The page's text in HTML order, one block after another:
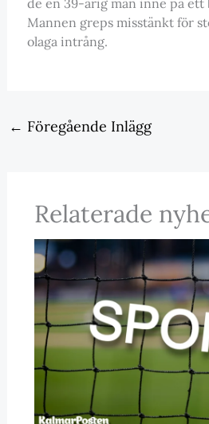
Mannen greps misstänkt för
olaga intrång.
← Föregående Inlägg
Relaterade